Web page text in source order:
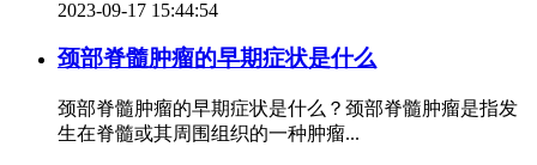
2023-09-17 15:44:54
颈部脊髓肿瘤的早期症状是什么
颈部脊髓肿瘤的早期症状是什么？颈部脊髓肿瘤是指发
生在脊髓或其周围组织的一种肿瘤...